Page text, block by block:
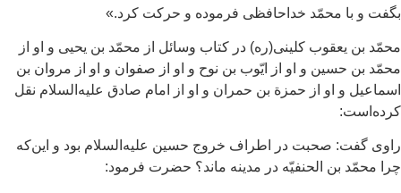
و با محمّد خداحافظى فرموده و حركت كرد.»
بن يعقوب كلينى(ره) در كتاب وسائل از محمّد بن يحيى و او از
بن حسين و او از ايّوب بن نوح و او از صفوان و او از مروان بن
و او از حمزة بن حمران و او از امام صادق عليه‌السلام نقل
گفت: صحبت در اطراف خروج حسين عليه‌السلام بود و اين‌كه
محمّد بن الحنفيّه در مدينه ماند؟ حضرت فرمود: